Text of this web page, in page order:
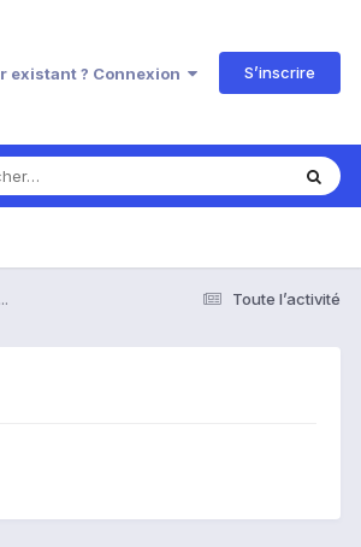
existant ? Connexion S’inscrire
Toute l’activité